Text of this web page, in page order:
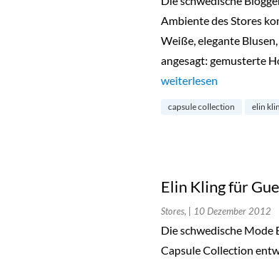
Ambiente des Stores
Weiße, elegante
angesagt: gemusterte
„Elin Kling for Marciano
weiterlesen
capsule collection elin
Elin Kling für
Stores, | 10 Dezember 2012
Die schwedische Mode
Capsule Collection